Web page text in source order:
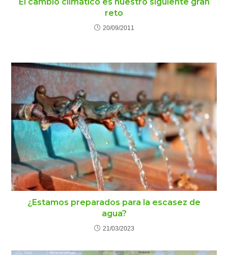
reto
20/09/2011
¿Estamos preparados para la escasez de
agua?
21/03/2023